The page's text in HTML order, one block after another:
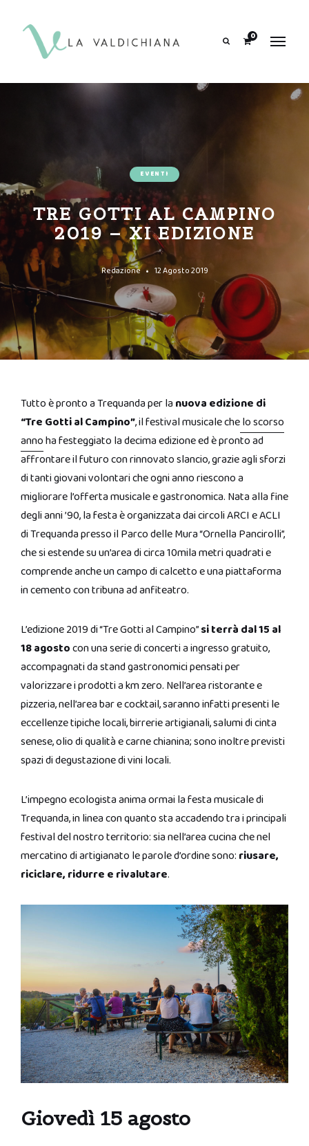
0
EVENTI
TRE GOTTI AL CAMPINO
2019 – XI EDIZIONE
Redazione 12 Agosto 2019
Tutto è pronto a Trequanda per la nuova edizione di
“Tre Gotti al Campino”, il festival musicale chelo scorso
annoha festeggiato la decima edizione ed è pronto ad
affrontare il futuro con rinnovato slancio, grazie agli sforzi
di tanti giovani volontari che ogni anno riescono a
migliorare l’offerta musicale e gastronomica. Nata alla fine
degli anni ’90, la festa è organizzata dai circoli ARCI e ACLI
di Trequanda presso il Parco delle Mura “Ornella Pancirolli”,
che si estende su un’area di circa 10mila metri quadrati e
comprende anche un campo di calcetto e una piattaforma
in cemento con tribuna ad anfiteatro.
L’edizione 2019 di “Tre Gotti al Campino”si terrà dal 15 al
18 agostocon una serie di concerti a ingresso gratuito,
accompagnati da stand gastronomici pensati per
valorizzare i prodotti a km zero. Nell’area ristorante e
pizzeria, nell’area bar e cocktail, saranno infatti presenti le
eccellenze tipiche locali, birrerie artigianali, salumi di cinta
senese, olio di qualità e carne chianina; sono inoltre previsti
spazi di degustazione di vini locali.
L’impegno ecologista anima ormai la festa musicale di
Trequanda, in linea con quanto sta accadendo tra i principali
festival del nostro territorio: sia nell’area cucina che nel
mercatino di artigianato le parole d’ordine sono: riusare,
riciclare, ridurre e rivalutare.
Giovedì 15 agosto